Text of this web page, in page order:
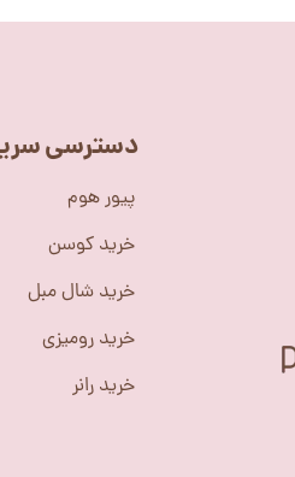
پیور هوم
خرید کوسن
خرید شال مبل
خرید رومیزی
خرید رانر
دسترسی